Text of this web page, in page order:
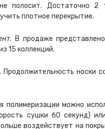
полосит. Достаточно 2
плотное перекрытие.
. В продаже
15 коллекций.
. Продолжительность носки
полимеризации можно
сушки 60 секунд)
воздействует на